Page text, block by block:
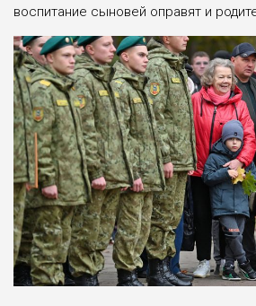
воспитание сыновей оправят и